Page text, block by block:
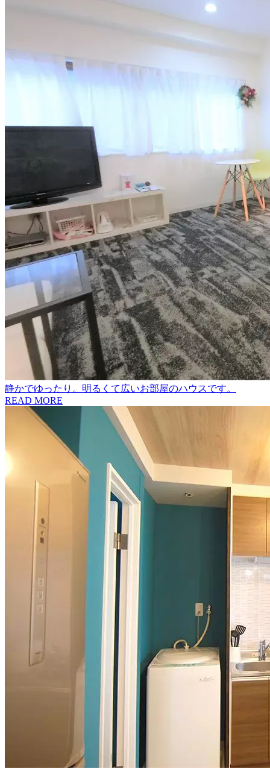
静かでゆったり。明るくて広いお部屋のハウスです。
READ MORE